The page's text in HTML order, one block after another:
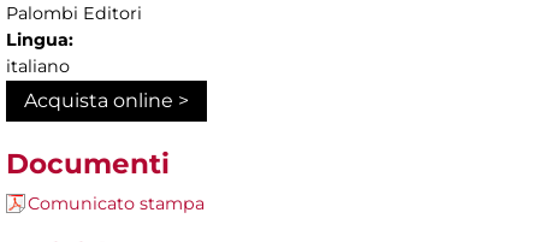
Palombi Editori
Lingua:
italiano
Acquista online >
Documenti
Comunicato stampa